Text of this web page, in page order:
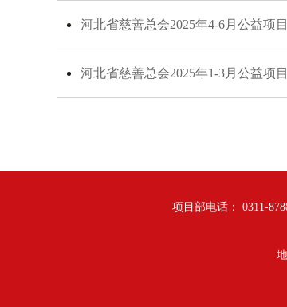
河北省慈善总会2025年4-6月公益项
河北省慈善总会2025年1-3月公益项
项目部电话： 0311-